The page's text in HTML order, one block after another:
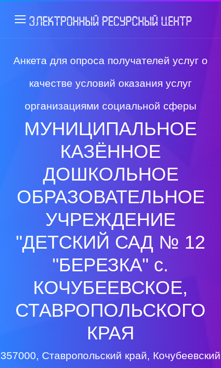
Анкета для опроса получателей услуг о
качестве условий оказания услуг
организациями социальной сферы
МУНИЦИПАЛЬНОЕ
КАЗЁННОЕ
ДОШКОЛЬНОЕ
ОБРАЗОВАТЕЛЬНОЕ
УЧРЕЖДЕНИЕ
"ДЕТСКИЙ САД № 12
"БЕРЕЗКА" с.
КОЧУБЕЕВСКОЕ,
СТАВРОПОЛЬСКОГО
КРАЯ
357000, Ставропольский край, Кочубеевский